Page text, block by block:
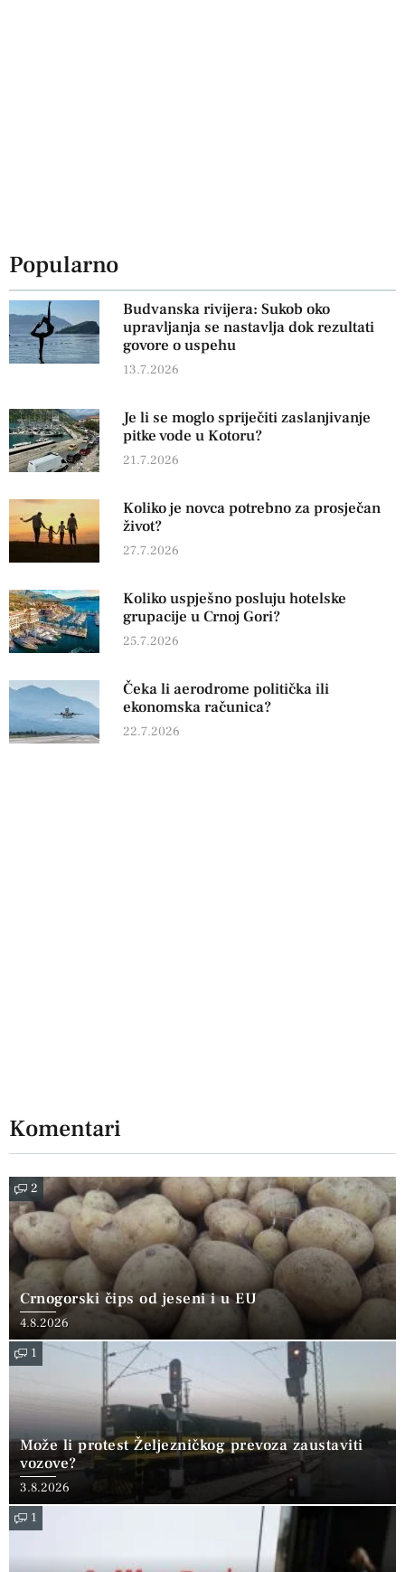
Popularno
Budvanska rivijera: Sukob oko
upravljanja se nastavlja dok rezultati
govore o uspehu
13.7.2026
Je li se moglo spriječiti zaslanjivanje
pitke vode u Kotoru?
21.7.2026
Koliko je novca potrebno za prosječan
život?
27.7.2026
Koliko uspješno posluju hotelske
grupacije u Crnoj Gori?
25.7.2026
Čeka li aerodrome politička ili
ekonomska računica?
22.7.2026
Komentari
2
Crnogorski čips od jeseni i u EU
4.8.2026
1
Može li protest Željezničkog prevoza zaustaviti
vozove?
3.8.2026
1